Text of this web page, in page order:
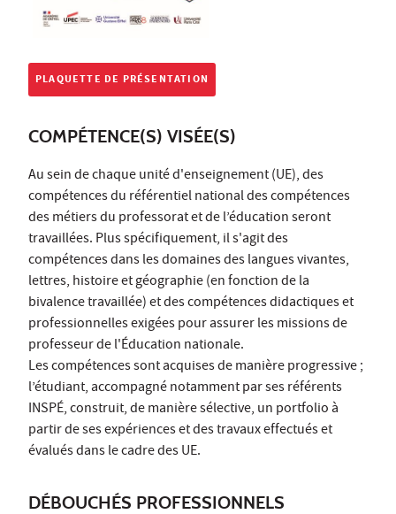
PLAQUETTE DE PRÉSENTATION
COMPÉTENCE(S) VISÉE(S)
Au sein de chaque unité d'enseignement (UE), des
compétences du référentiel national des compétences
des métiers du professorat et de l’éducation seront
travaillées. Plus spécifiquement, il s'agit des
compétences dans les domaines des langues vivantes,
lettres, histoire et géographie (en fonction de la
bivalence travaillée) et des compétences didactiques et
professionnelles exigées pour assurer les missions de
professeur de l'Éducation nationale.
Les compétences sont acquises de manière progressive ;
l’étudiant, accompagné notamment par ses référents
INSPÉ, construit, de manière sélective, un portfolio à
partir de ses expériences et des travaux effectués et
évalués dans le cadre des UE.
DÉBOUCHÉS PROFESSIONNELS